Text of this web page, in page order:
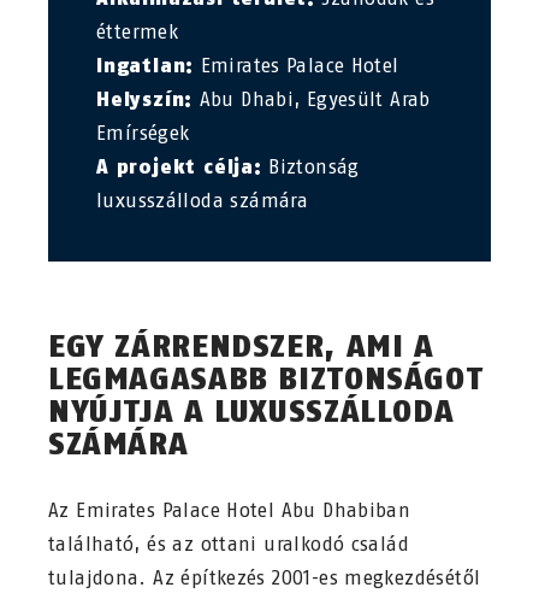
éttermek
Ingatlan: Emirates Palace Hotel
Helyszín: Abu Dhabi, Egyesült Arab
Emírségek
A projekt célja: Biztonság
luxusszálloda számára
EGY ZÁRRENDSZER, AMI A
LEGMAGASABB BIZTONSÁGOT
NYÚJTJA A LUXUSSZÁLLODA
SZÁMÁRA
Az Emirates Palace Hotel Abu Dhabiban
található, és az ottani uralkodó család
tulajdona. Az építkezés 2001-es megkezdésétől